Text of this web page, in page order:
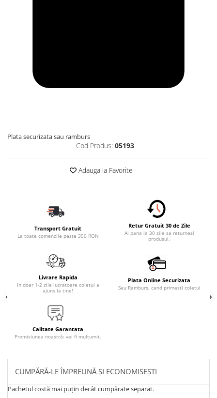
Plata securizata sau ramburs
Cod Produs: 05193
Adauga la Favorite
Transport Gratuit
La toate comenzile peste 350 RON
Retur Gratuit 30 de Zile
Ai pana la 30 zile sa returnezi
produsul.
Livrare Rapida
In doar 1-2 zile lucratoare coletul a
ajuns la tine!
Plata Online Securizata
Sau Ramburs, cand primesti coletul
Calitate Garantata
Promisiunea noastră: vei fi mulțumit.
CUMPĂRĂ-LE ÎMPREUNĂ ȘI ECONOMISEȘTI
Pachetul costă mai puțin decât cumpărate separat.